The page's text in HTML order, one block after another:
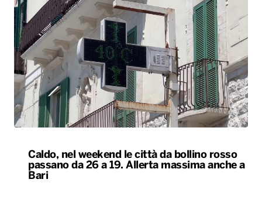
Caldo, nel weekend le città da bollino rosso
passano da 26 a 19. Allerta massima anche a
Bari